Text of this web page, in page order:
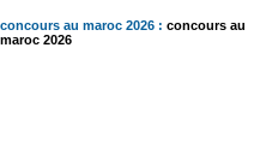
concours au maroc 2026 : concours au
maroc 2026